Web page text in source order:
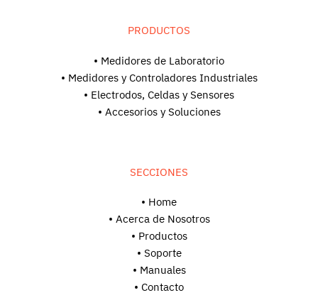
PRODUCTOS
• Medidores de Laboratorio
• Medidores y Controladores Industriales
• Electrodos, Celdas y Sensores
• Accesorios y Soluciones
SECCIONES
• Home
• Acerca de Nosotros
• Productos
• Soporte
• Manuales
• Contacto